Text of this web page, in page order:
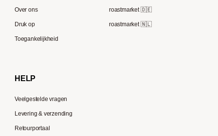
Speicherstadt Kaffee
Supremo
Moccamaster
Over ons
Druk op
Toegankelijkheid
roastmarket 🇩🇪
roastmarket 🇳🇱
HELP
Veelgestelde vragen
Levering & verzending
Retourportaal